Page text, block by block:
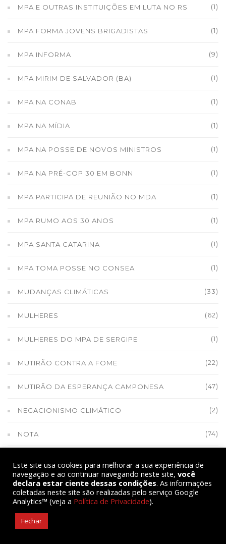
MPA E OUTRAS INSTITUIÇÕES EM LUTA NO RS (1)
MPA FORMA JOVENS BRIGADISTAS (1)
MPA INFORMA (9)
MPA MIRIM DE SALVADOR (BA) (1)
MPA NA CONAB (1)
MPA NA MÍDIA (1)
MPA NA POSSE DE NOVOS MINISTROS (1)
MPA NA PRÉ-COP 30 EM BONN (1)
MPA PARTICIPA DE REUNIÃO NO MDA (1)
MPA RUMO AOS 30 ANOS (1)
MPA SANTA CATARINA (1)
MPA TOMA POSSE NO CONSEA (1)
MUDANÇAS CLIMÁTICAS (33)
MULHERES (62)
MULHERES DO MPA DE SERGIPE (1)
MUTIRÃO CONTRA A FOME (22)
MUTIRÃO DA ESPERANÇA CAMPONESA (47)
NEGACIONISMO CLIMÁTICO (2)
NOTA (74)
NOTA DE APOIO AO MST (1)
NOTA DE REPÚDIO DO MPA
NOTA DE SOLIDARIEDADE
Este site usa cookies para melhorar a sua experiência de
navegação e ao continuar navegando neste site, você
declara estar ciente dessas condições. As informações
coletadas neste site são realizadas pelo serviço Google
Analytics™ (veja a Política de Privacidade).
Fechar